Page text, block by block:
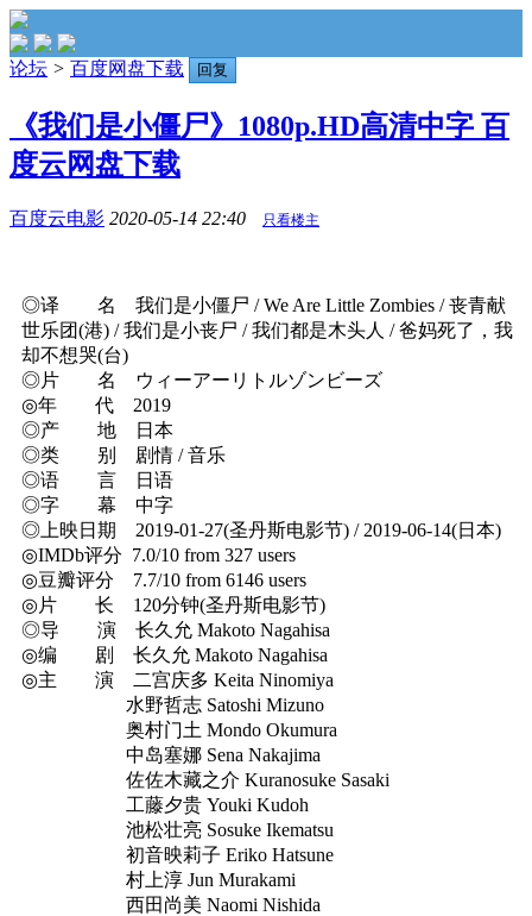
论坛 > 百度网盘下载 回复
《我们是小僵尸》1080p.HD高清中字 百
度云网盘下载
百度云电影 2020-05-14 22:40 只看楼主
◎译 名 我们是小僵尸 / We Are Little Zombies / 丧青献
世乐团(港) / 我们是小丧尸 / 我们都是木头人 / 爸妈死了，我
却不想哭(台)
◎片 名 ウィーアーリトルゾンビーズ
◎年 代 2019
◎产 地 日本
◎类 别 剧情 / 音乐
◎语 言 日语
◎字 幕 中字
◎上映日期 2019-01-27(圣丹斯电影节) / 2019-06-14(日本)
◎IMDb评分 7.0/10 from 327 users
◎豆瓣评分 7.7/10 from 6146 users
◎片 长 120分钟(圣丹斯电影节)
◎导 演 长久允 Makoto Nagahisa
◎编 剧 长久允 Makoto Nagahisa
◎主 演 二宫庆多 Keita Ninomiya
水野哲志 Satoshi Mizuno
奥村门土 Mondo Okumura
中岛塞娜 Sena Nakajima
佐佐木藏之介 Kuranosuke Sasaki
工藤夕贵 Youki Kudoh
池松壮亮 Sosuke Ikematsu
初音映莉子 Eriko Hatsune
村上淳 Jun Murakami
西田尚美 Naomi Nishida